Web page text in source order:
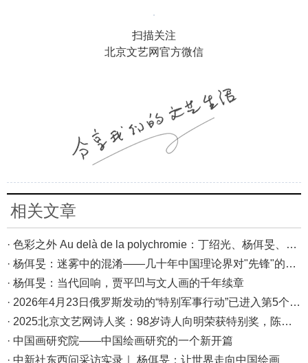
扫描关注
北京文艺网官方微信
相关文章
· 色彩之外 Au delà de la polychromie：丁绍光、杨佴旻、Alain Cardenas·Castro巴黎展
· 杨佴旻：迷雾中的混淆——几十年中国理论界对"先锋"的误读，对创作的误导
· 杨佴旻：当代回响，贾平凹与文人画的千年续章
· 2026年4月23日俄罗斯发动的“特别军事行动”已进入第5个年头，俄乌局势最新综述
· 2025北京文艺网诗人奖：98岁诗人向明荣获特别奖，陈东东荣获诗人奖，茱萸荣获年度诗人奖！
· 中国画研究院——中国绘画研究的一个新开篇
· 中新社东西问采访实录｜ 杨佴旻：让世界走向中国绘画